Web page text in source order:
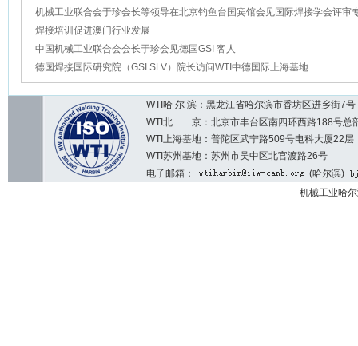
功在WTI上海基地举办
机械工业联合会于珍会长等领导在北京钓鱼台国宾馆会见国际焊接学会评审
德国GSI客人
焊接培训促进澳门行业发展
中国机械工业联合会会长于珍会见德国GSI 客人
德国焊接国际研究院（GSI SLV）院长访问WTI中德国际上海基地
WTI哈 尔 滨：黑龙江省哈尔滨市香坊区进乡街
WTI北 京：北京市丰台区南四环西路188号总
WTI上海基地：普陀区武宁路509号电科大厦22层
WTI苏州基地：苏州市吴中区北官渡路26号
电子邮箱：
(哈尔滨)
机械工业哈